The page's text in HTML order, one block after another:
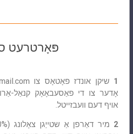
פּאָרטרעט
1 שיקן אונדז פאָטאָס צו
אָדער צו די פאַסעבאָאָק קנאַל-
אויף דעם וועבזייטל.
2